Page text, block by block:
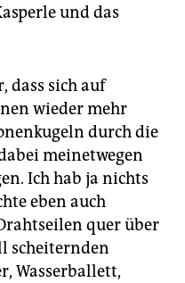
und das
dass sich auf
wieder mehr
durch die
meinetwegen
Ich hab ja nichts
eben auch
quer über
scheiternden
Wasserballett,